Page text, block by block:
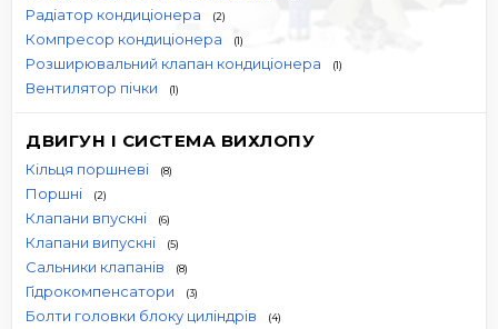
Радіатор кондиціонера (2)
Компресор кондиціонера (1)
Розширювальний клапан кондиціонера (1)
Вентилятор пічки (1)
ДВИГУН І СИСТЕМА ВИХЛОПУ
Кільця поршневі (8)
Поршні (2)
Клапани впускні (6)
Клапани випускні (5)
Сальники клапанів (8)
Гідрокомпенсатори (3)
Болти головки блоку циліндрів (4)